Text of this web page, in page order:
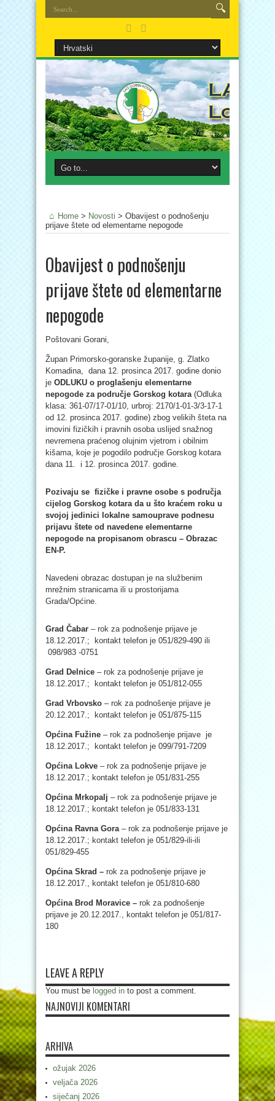
Home > Novosti > Obavijest o podnošenju
prijave štete od elementarne nepogode
Obavijest o podnošenju
prijave štete od elementarne
nepogode
Poštovani Gorani,
Župan Primorsko-goranske županije, g. Zlatko
Komadina, dana 12. prosinca 2017. godine donio
je ODLUKU o proglašenju elementarne
nepogode za područje Gorskog kotara(Odluka
klasa: 361-07/17-01/10, urbroj: 2170/1-01-3/3-17-1
od 12. prosinca 2017. godine) zbog velikih šteta na
imovini fizičkih i pravnih osoba uslijed snažnog
nevremena praćenog olujnim vjetrom i obilnim
kišama, koje je pogodilo područje Gorskog kotara
dana 11. i 12. prosinca 2017. godine.
Pozivaju se fizičke i pravne osobe s područja
cijelog Gorskog kotara da u što kraćem roku u
svojoj jedinici lokalne samouprave podnesu
prijavu štete od navedene elementarne
nepogode na propisanom obrascu – Obrazac
EN-P.
Navedeni obrazac dostupan je na službenim
mrežnim stranicama ili u prostorijama
Grada/Općine.
Grad Čabar – rok za podnošenje prijave je
18.12.2017.; kontakt telefon je 051/829-490 ili
098/983 -0751
Grad Delnice – rok za podnošenje prijave je
18.12.2017.; kontakt telefon je 051/812-055
Grad Vrbovsko – rok za podnošenje prijave je
20.12.2017.; kontakt telefon je 051/875-115
Općina Fužine – rok za podnošenje prijave je
18.12.2017.; kontakt telefon je 099/791-7209
Općina Lokve – rok za podnošenje prijave je
18.12.2017.; kontakt telefon je 051/831-255
Općina Mrkopalj – rok za podnošenje prijave je
18.12.2017.; kontakt telefon je 051/833-131
Općina Ravna Gora– rok za podnošenje prijave je
18.12.2017.; kontakt telefon je 051/829-ili-ili
051/829-455
Općina Skrad – rok za podnošenje prijave je
18.12.2017., kontakt telefon je 051/810-680
Općina Brod Moravice – rok za podnošenje
prijave je 20.12.2017., kontakt telefon je 051/817-
180
LEAVE A REPLY
You must be logged in to post a comment.
NAJNOVIJI KOMENTARI
ARHIVA
ožujak 2026
veljača 2026
siječanj 2026